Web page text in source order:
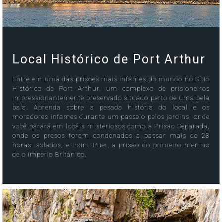
Local Histórico de Port Arthur
Entre em uma das prisões mais infames do mundo no Sítio
Histórico de Port Arthur, um complexo de prisioneiros
impressionantemente preservado situado perto de uma bela
baía. Aprenda sobre a pesada história do local e os
moradores infames durante um passeio pelos jardins, onde
você parará em locais misteriosos como a Prisão Separada,
onde os presos foram condenados a passar mais de 23
horas isolados, e Point Puer, a prisão do primeiro menino
de o imperio Britânico.